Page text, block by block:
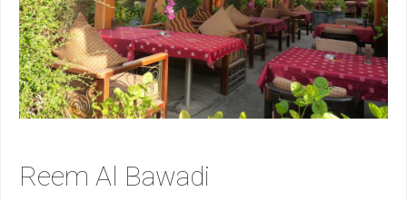
Reem Al Bawadi